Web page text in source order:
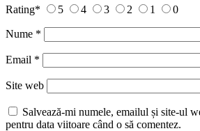
Rating* 5 4 3 2 1 0
Nume *
Email *
Site web
Salvează-mi numele, emailul și site-ul
pentru data viitoare când o să comentez.